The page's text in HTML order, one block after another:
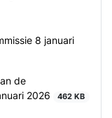
8 januari
de
2026
462 KB